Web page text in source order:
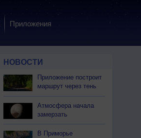
Приложения
НОВОСТИ
Приложение построит
маршрут через тень
Атмосфера начала
замерзать
В Приморье